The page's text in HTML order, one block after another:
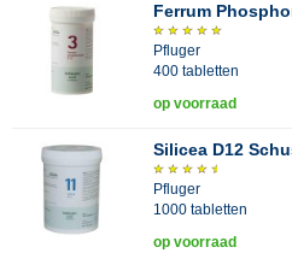
Ferrum
Pfluger
400 tabletten
op voorraad
Silicea D12
Pfluger
1000 tabletten
op voorraad